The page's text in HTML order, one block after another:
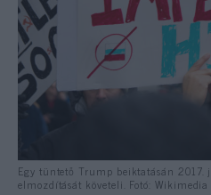
Egy tüntető Trump beiktatásán
elmozdítását követeli. Fotó: Wikimedia